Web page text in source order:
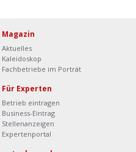
Magazin
Aktuelles
Kaleidoskop
Fachbetriebe im Porträt
Für Experten
Betrieb eintragen
Business-Eintrag
Stellenanzeigen
Expertenportal